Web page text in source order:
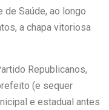
Saúde, ao longo
a chapa vitoriosa
Republicanos,
(e sequer
e estadual antes